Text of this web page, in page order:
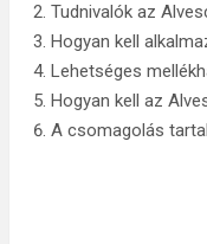
Tudnivalók az
Hogyan kell
Lehetséges
Hogyan kell az
A csomagolás